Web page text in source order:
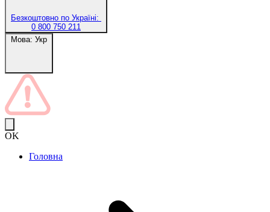
Безкоштовно по Україні:
0 800 750 211
Мова: Укр
OK
Головна